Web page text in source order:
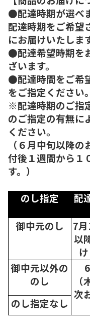
●配達時期が選べ
配達時期をご希望
にお届けいたしま
●配達希望時期を
ざいます。
●配達時間をご希
をご指定ください。
※配達時期のご指
のご指定の有無に
ください。
（６月中旬以降
付後１週間から１
す。）
のし指定
配
御中元のし
7月
以
け
御中元以外の
のし
次
のし指定なし